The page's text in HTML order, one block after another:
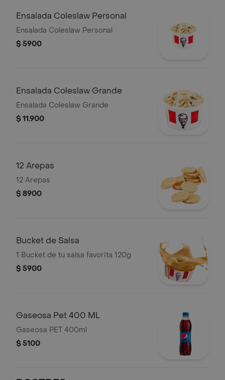
Ensalada Coleslaw Personal
Ensalada Coleslaw Personal
$ 5900
Ensalada Coleslaw Grande
Ensalada Coleslaw Grande
$ 11.900
12 Arepas
12 Arepas
$ 8900
Bucket de Salsa
1 Bucket de tu salsa favorita 120g
$ 5900
Gaseosa Pet 400 ML
Gaseosa PET 400ml
$ 5100